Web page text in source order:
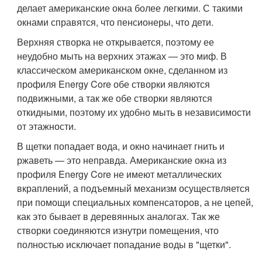
делает американские окна более легкими. С такими
окнами справятся, что пенсионеры, что дети.
Верхняя створка не открывается, поэтому ее
неудобно мыть на верхних этажах — это миф. В
классическом американском окне, сделанном из
профиля Energy Core обе створки являются
подвижными, а так же обе створки являются
откидными, поэтому их удобно мыть в независимости
от этажности.
В щетки попадает вода, и окно начинает гнить и
ржаветь — это неправда. Американские окна из
профиля Energy Core не имеют металлических
вкраплений, а подъемный механизм осуществляется
при помощи специальных компенсаторов, а не цепей,
как это бывает в деревянных аналогах. Так же
створки соединяются изнутри помещения, что
полностью исключает попадание воды в "щетки".